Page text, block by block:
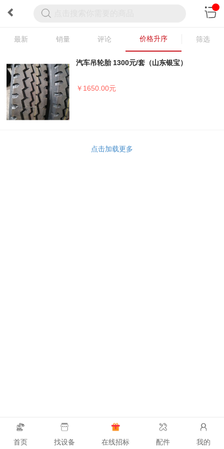
最新 销量 评论 价格升序 筛选
汽车吊轮胎 1300元/套（山东银宝）
￥1650.00元
点击加载更多
首页 找设备 在线招标 配件 我的